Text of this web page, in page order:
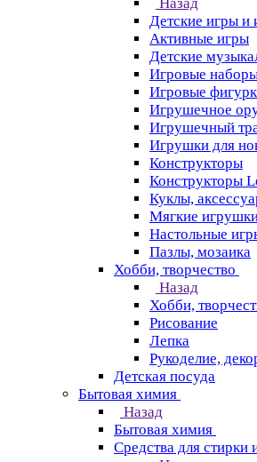
Детские игры и
Активные игры
Детские
Игровые
Игровые
Игрушечное
Игрушечный
Игрушки для
Конструкторы
Конструкторы
Куклы,
Мягкие
Настольные
Пазлы, мозаика
Хобби, творчество
Назад
Хобби,
Рисование
Лепка
Рукоделие,
Детская посуда
Бытовая химия
Назад
Бытовая химия
Средства для стирки